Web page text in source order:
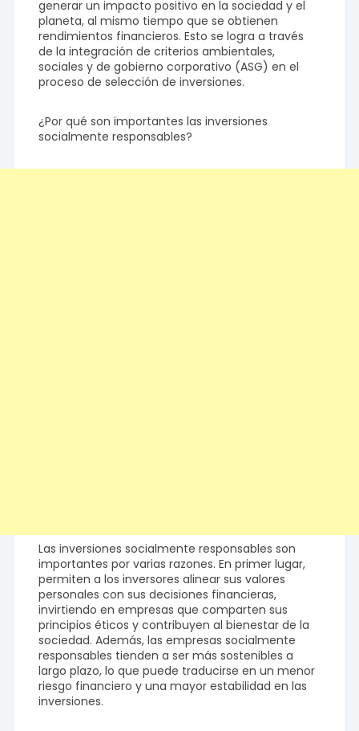
generar un impacto positivo en la sociedad y el
planeta, al mismo tiempo que se obtienen
rendimientos financieros. Esto se logra a través
de la integración de criterios ambientales,
sociales y de gobierno corporativo (ASG) en el
proceso de selección de inversiones.
¿Por qué son importantes las inversiones
socialmente responsables?
Las inversiones socialmente responsables son
importantes por varias razones. En primer lugar,
permiten a los inversores alinear sus valores
personales con sus decisiones financieras,
invirtiendo en empresas que comparten sus
principios éticos y contribuyen al bienestar de la
sociedad. Además, las empresas socialmente
responsables tienden a ser más sostenibles a
largo plazo, lo que puede traducirse en un menor
riesgo financiero y una mayor estabilidad en las
inversiones.